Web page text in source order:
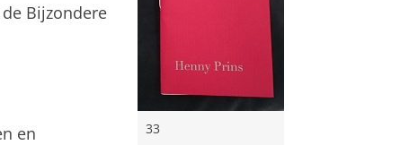
33
Bijzondere
en